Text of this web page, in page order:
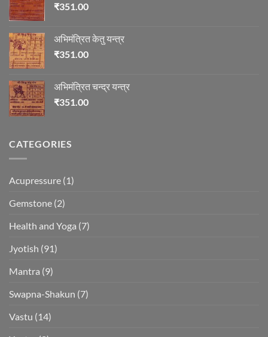
₹351.00
अभिमंत्रित केतु यन्त्र
₹351.00
अभिमंत्रित चन्द्र यन्त्र
₹351.00
CATEGORIES
Acupressure (1)
Gemstone (2)
Health and Yoga (7)
Jyotish (91)
Mantra (9)
Swapna-Shakun (7)
Vastu (14)